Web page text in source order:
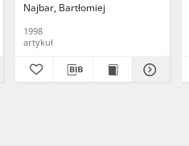
Mużakowskim
Najbar, Bartłomiej
1998
artykuł